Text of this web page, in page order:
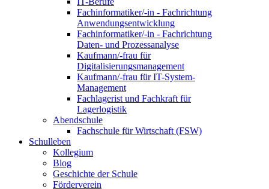
Fachinformatiker/-in - Fachrichtung
Anwendungsentwicklung
Fachinformatiker/-in - Fachrichtung
Daten- und Prozessanalyse
Kaufmann/-frau für
Digitalisierungsmanagement
Kaufmann/-frau für IT-System-
Management
Fachlagerist und Fachkraft für
Lagerlogistik
Abendschule
Fachschule für Wirtschaft (FSW)
Schulleben
Kollegium
Blog
Geschichte der Schule
Förderverein